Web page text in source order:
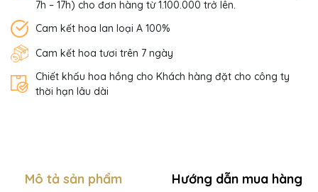
7h – 17h) cho đơn hàng từ 1.100.000 trở lên.
Cam kết hoa lan loại A 100%
Cam kết hoa tươi trên 7 ngày
Chiết khấu hoa hồng cho Khách hàng đặt cho công ty
thời hạn lâu dài
Mô tả sản phẩm Hướng dẫn mua hàng